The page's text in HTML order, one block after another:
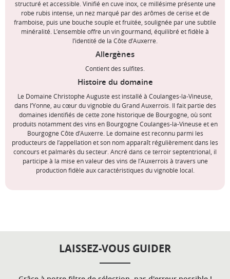
structuré et accessible. Vinifié en cuve inox, ce millésime présente une
robe rubis intense, un nez marqué par des arômes de cerise et de
framboise, puis une bouche souple et fruitée, soulignée par une subtile
minéralité. L’ensemble offre un vin gourmand, équilibré et fidèle à
l’identité de la Côte d’Auxerre.
Allergènes
Contient des sulfites.
Histoire du domaine
Le Domaine Christophe Auguste est installé à Coulanges-la-Vineuse,
dans l’Yonne, au cœur du vignoble du Grand Auxerrois. Il fait partie des
domaines identifiés de cette zone historique de Bourgogne, où sont
produits notamment des vins en Bourgogne Coulanges-la-Vineuse et en
Bourgogne Côte d’Auxerre. Le domaine est reconnu parmi les
producteurs de l’appellation et son nom apparaît régulièrement dans les
concours et palmarès du secteur. Ancré dans ce terroir septentrional, il
participe à la mise en valeur des vins de l’Auxerrois à travers une
production fidèle aux caractéristiques du vignoble local.
LAISSEZ-VOUS GUIDER